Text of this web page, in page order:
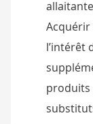
Acquérir
l’intérêt
produits